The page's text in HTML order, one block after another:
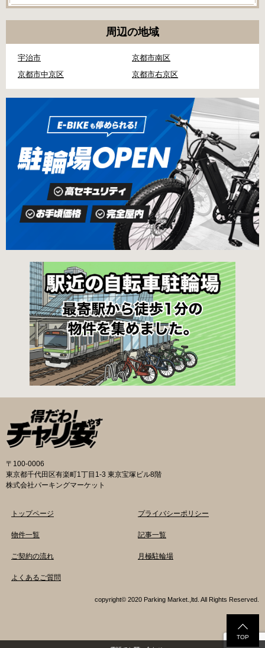
周辺の地域
宇治市
京都市南区
京都市中京区
京都市右京区
〒100-0006
東京都千代田区有楽町1丁目1-3 東京宝塚ビル8階
株式会社パーキングマーケット
トップページ
物件一覧
ご契約の流れ
よくあるご質問
プライバシーポリシー
記事一覧
月極駐輪場
copyright© 2020 Parking Market.,ltd. All Rights Reserved.
TOP